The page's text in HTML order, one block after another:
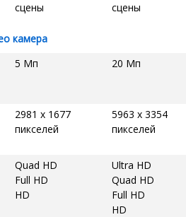
сцены
сцены
камера
5 Мп 20 Мп
2981 x 1677
пикселей
5963 x 3354
пикселей
Quad HD
Full HD
HD
Ultra HD
Quad HD
Full HD
HD